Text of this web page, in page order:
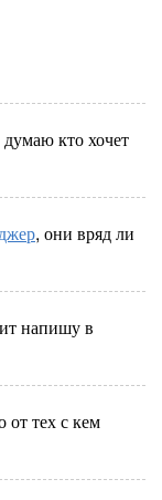
думаю кто хочет
, они вряд ли
напишу в
от тех с кем